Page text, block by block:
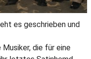
es geschrieben und
die für eine